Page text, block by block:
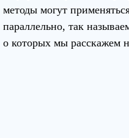
методы могут
параллельно, так
о которых мы расскажем